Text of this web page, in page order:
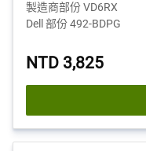
製造商部份 VD6RX
Dell 部份 492-BDPG
NTD 3,825